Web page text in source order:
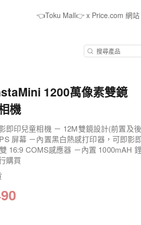
👈Toku Mall👉 x Price.com 網站
1200萬像素雙鏡
機
即印兒童相機 － 12M雙鏡設計(前置及
屏幕 －內置黑白熱感打印器，可即影
16:9 COMS感應器 －內置 1000mAH
購買